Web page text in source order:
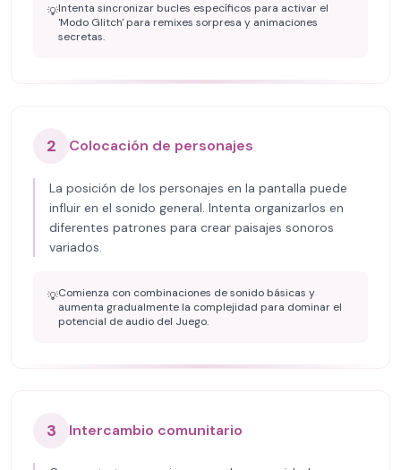
💡Intenta sincronizar bucles específicos para activar el
'Modo Glitch' para remixes sorpresa y animaciones
secretas.
2 Colocación de personajes
La posición de los personajes en la pantalla puede
influir en el sonido general. Intenta organizarlos en
diferentes patrones para crear paisajes sonoros
variados.
💡Comienza con combinaciones de sonido básicas y
aumenta gradualmente la complejidad para dominar el
potencial de audio del Juego.
3 Intercambio comunitario